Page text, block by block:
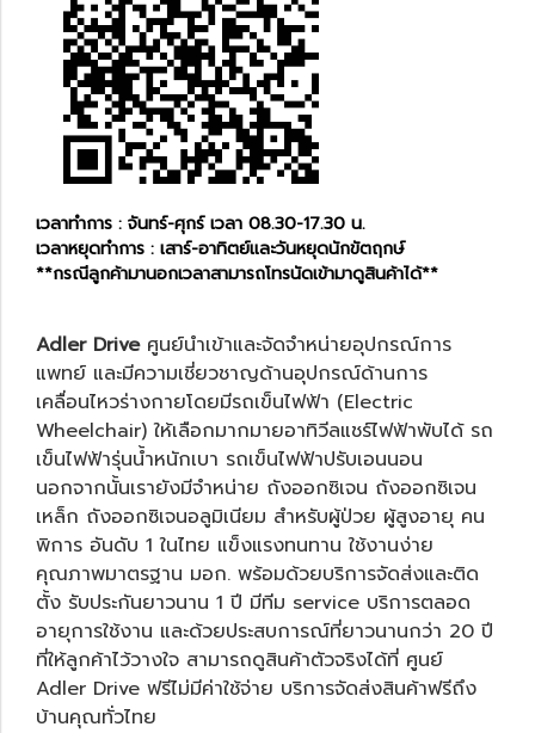
เวลาทำการ : จันทร์-ศุกร์ เวลา 08.30-17.30 น.
เวลาหยุดทำการ : เสาร์-อาทิตย์และวันหยุดนักขัตฤกษ์
**กรณีลูกค้ามานอกเวลาสามารถโทรนัดเข้ามาดูสินค้าได้**
Adler Driveศูนย์นำเข้าและจัดจำหน่ายอุปกรณ์การ
แพทย์ และมีความเชี่ยวชาญด้านอุปกรณ์ด้านการ
เคลื่อนไหวร่างกายโดยมีรถเข็นไฟฟ้า (Electric
Wheelchair) ให้เลือกมากมายอาทิวีลแชร์ไฟฟ้าพับได้ รถ
เข็นไฟฟ้ารุ่นน้ำหนักเบา รถเข็นไฟฟ้าปรับเอนนอน
นอกจากนั้นเรายังมีจำหน่าย ถังออกซิเจน ถังออกซิเจน
เหล็ก ถังออกซิเจนอลูมิเนียม สำหรับผู้ป่วย ผู้สูงอายุ คน
พิการ อันดับ 1 ในไทย แข็งแรงทนทาน ใช้งานง่าย
คุณภาพมาตรฐาน มอก. พร้อมด้วยบริการจัดส่งและติด
ตั้ง รับประกันยาวนาน 1 ปี มีทีม service บริการตลอด
อายุการใช้งาน และด้วยประสบการณ์ที่ยาวนานกว่า 20 ปี
ที่ให้ลูกค้าไว้วางใจ สามารถดูสินค้าตัวจริงได้ที่ ศูนย์
Adler Drive ฟรีไม่มีค่าใช้จ่าย บริการจัดส่งสินค้าฟรีถึง
บ้านคุณทั่วไทย